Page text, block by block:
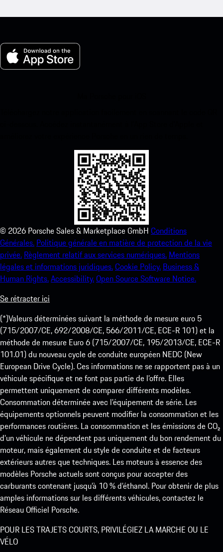
© 2026 Porsche Sales & Marketplace GmbH Conditions
Générales. Politique générale en matière de protection de la vie
privée. Règlement relatif aux services numériques. Mentions
légales et informations juridiques.Cookie Policy. Business &
Human Rights.Accessibility.Open Source Software Notice.
Se rétracter ici
(*)Valeurs déterminées suivant la méthode de mesure euro 5
(715/2007/CE, 692/2008/CE, 566/2011/CE, ECE-R 101) et la
méthode de mesure Euro 6 (715/2007/CE, 195/2013/CE, ECE-R
101.01) du nouveau cycle de conduite européen NEDC (New
European Drive Cycle). Ces informations ne se rapportent pas à un
véhicule spécifique et ne font pas partie de l’offre. Elles
permettent uniquement de comparer différents modèles.
Consommation déterminée avec l’équipement de série. Les
équipements optionnels peuvent modifier la consommation et les
performances routières. La consommation et les émissions de CO₂
d’un véhicule ne dépendent pas uniquement du bon rendement du
moteur, mais également du style de conduite et de facteurs
extérieurs autres que techniques. Les moteurs à essence des
modèles Porsche actuels sont conçus pour accepter des
carburants contenant jusqu’à 10 % d’éthanol. Pour obtenir de plus
amples informations sur les différents véhicules, contactez le
Réseau Officiel Porsche.
POUR LES TRAJETS COURTS, PRIVILÉGIEZ LA MARCHE OU LE
VÉLO